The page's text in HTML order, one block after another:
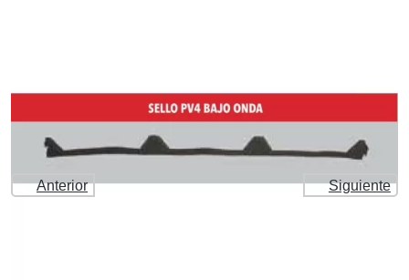
Anterior Siguiente